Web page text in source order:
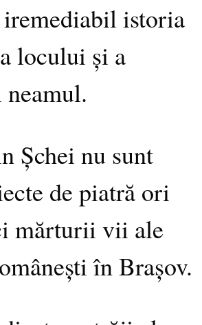
iremediabil istoria
locului și a
Șchei nu sunt
de piatră ori
mărturii vii ale
în Brașov.